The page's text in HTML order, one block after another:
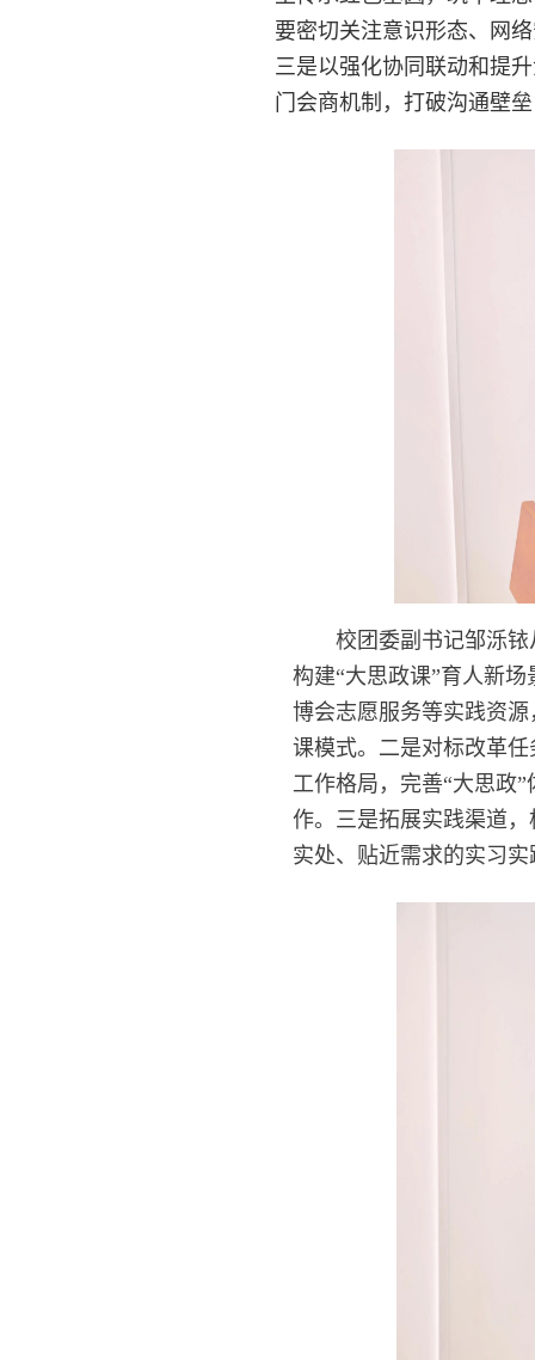
要密切关注意识形态、网
三是以强化协同联动和提
门会商机制，打破沟通壁
校团委副书记邹泺
构建“大思政课”育人新
博会志愿服务等实践资
课模式。二是对标改革
工作格局，完善“大思政
作。三是拓展实践渠道
实处、贴近需求的实习